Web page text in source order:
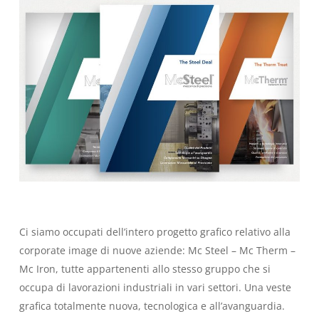
Ci siamo occupati dell’intero progetto grafico relativo alla
corporate image di nuove aziende: Mc Steel – Mc Therm –
Mc Iron, tutte appartenenti allo stesso gruppo che si
occupa di lavorazioni industriali in vari settori. Una veste
grafica totalmente nuova, tecnologica e all’avanguardia.